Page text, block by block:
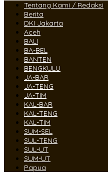
Tentang Kami / Redaksi
Berita
DKI Jakarta
Aceh
BALI
BA-BEL
BANTEN
BENGKULU
JA-BAR
JA-TENG
JA-TIM
KAL-BAR
KAL-TENG
KAL-TIM
SUM-SEL
SUL-TENG
SUL-UT
SUM-UT
Papua